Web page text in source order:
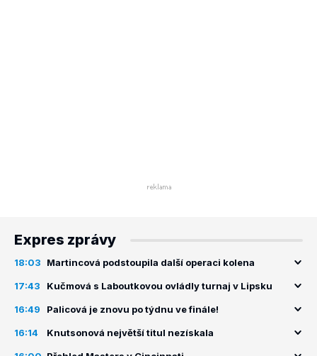
Expres zprávy
18:03 Martincová podstoupila další operaci kolena
17:43 Kučmová s Laboutkovou ovládly turnaj v Lipsku
16:49 Palicová je znovu po týdnu ve finále!
16:14 Knutsonová největší titul nezískala